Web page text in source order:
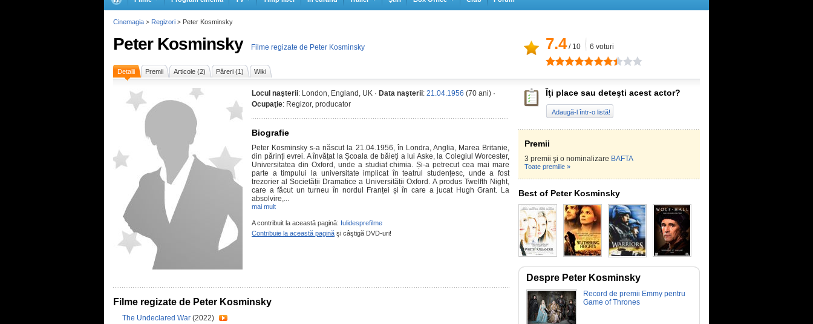
Peter Kosminsky Filme regizate de Peter Kosminsky 7.4/ 10 6 voturi
Detalii Premii Articole (2) Păreri (1) Wiki
Locul naşterii: London, England, UK · Data naşterii: 21.04.1956 (70 ani) ·
Ocupaţie: Regizor, producator
Biografie
Peter Kosminsky s-a născut la 21.04.1956, în Londra, Anglia, Marea Britanie,
din părinți evrei. A învățat la Școala de băieți a lui Aske, la Colegiul Worcester,
Universitatea din Oxford, unde a studiat chimia. Și-a petrecut cea mai mare
parte a timpului la universitate implicat în teatrul studențesc, unde a fost
trezorier al Societății Dramatice a Universității Oxford. A produs Twelfth Night,
care a făcut un turneu în nordul Franței și în care a jucat Hugh Grant. La
absolvire,...
mai mult
A contribuit la această pagină: Iulidesprefilme
Contribuie la această pagină şi câştigă DVD-uri!
Filme regizate de Peter Kosminsky
The Undeclared War (2022)
Îţi place sau deteşti acest actor?
Adaugă-l într-o listă!
Premii
3 premii şi o nominalizare BAFTA
Toate premiile »
Best of Peter Kosminsky
Despre Peter Kosminsky
Record de premii Emmy pentru
Game of Thrones
Cinemagia > Regizori > Peter Kosminsky